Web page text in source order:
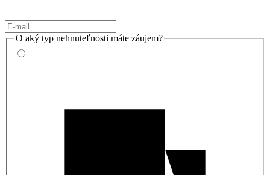
O aký typ nehnuteľnosti máte záujem?